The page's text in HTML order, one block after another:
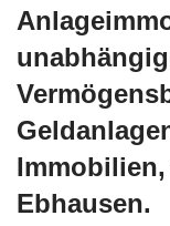
Ebhausen.